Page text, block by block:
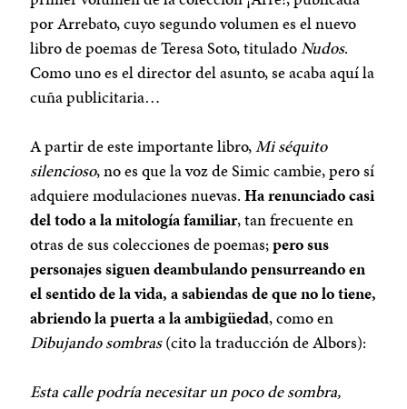
por Arrebato, cuyo segundo volumen es el nuevo
libro de poemas de Teresa Soto, tituladoNudos.
Como uno es el director del asunto, se acaba aquí la
cuña publicitaria…
A partir de este importante libro,Mi séquito
silencioso, no es que la voz de Simic cambie, pero sí
adquiere modulaciones nuevas.Ha renunciado casi
del todo a la mitología familiar, tan frecuente en
otras de sus colecciones de poemas;pero sus
personajes siguen deambulando pensurreando en
el sentido de la vida, a sabiendas de que no lo tiene,
abriendo la puerta a la ambigüedad, como en
Dibujando sombras(cito la traducción de Albors):
Esta calle podría necesitar un poco de sombra,